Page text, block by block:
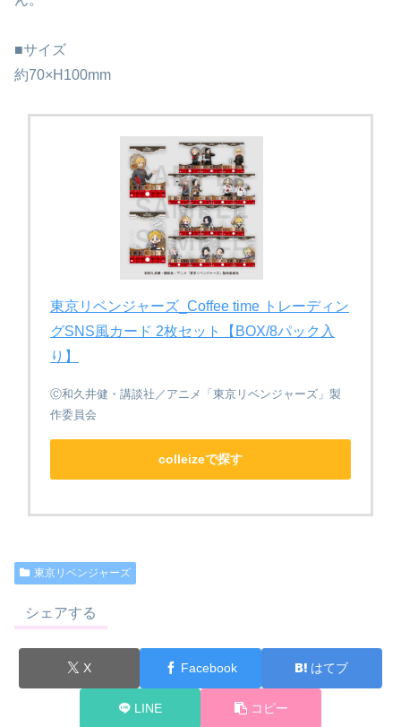
■サイズ
約70×H100mm
東京リベンジャーズ_Coffee time トレーディン
グSNS風カード 2枚セット【BOX/8パック入
り】
Ⓒ和久井健・講談社／アニメ「東京リベンジャーズ」製
作委員会
colleizeで探す
東京リベンジャーズ
シェアする
X Facebook はてブ
LINE コピー